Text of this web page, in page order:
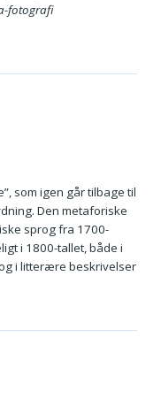
fotografi
som igen går tilbage til
Den metaforiske
sprog fra 1700-
i 1800-tallet, både i
i litterære beskrivelser